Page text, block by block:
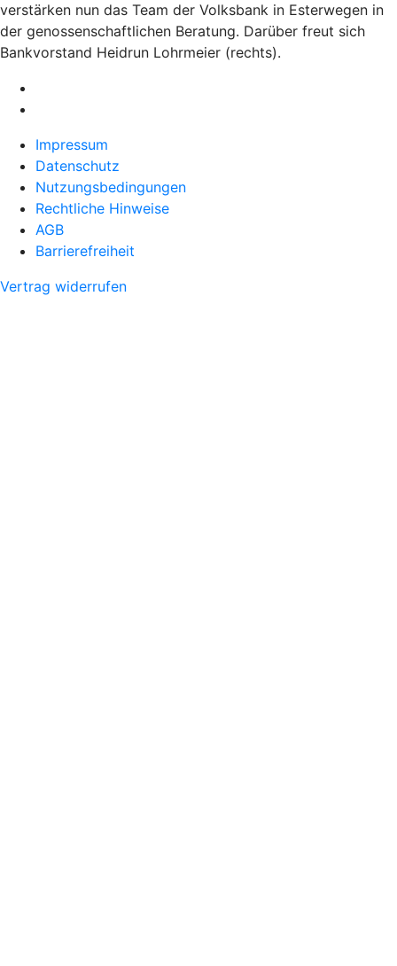
verstärken nun das Team der Volksbank in Esterwegen in
der genossenschaftlichen Beratung. Darüber freut sich
Bankvorstand Heidrun Lohrmeier (rechts).
Impressum
Datenschutz
Nutzungsbedingungen
Rechtliche Hinweise
AGB
Barrierefreiheit
Vertrag widerrufen